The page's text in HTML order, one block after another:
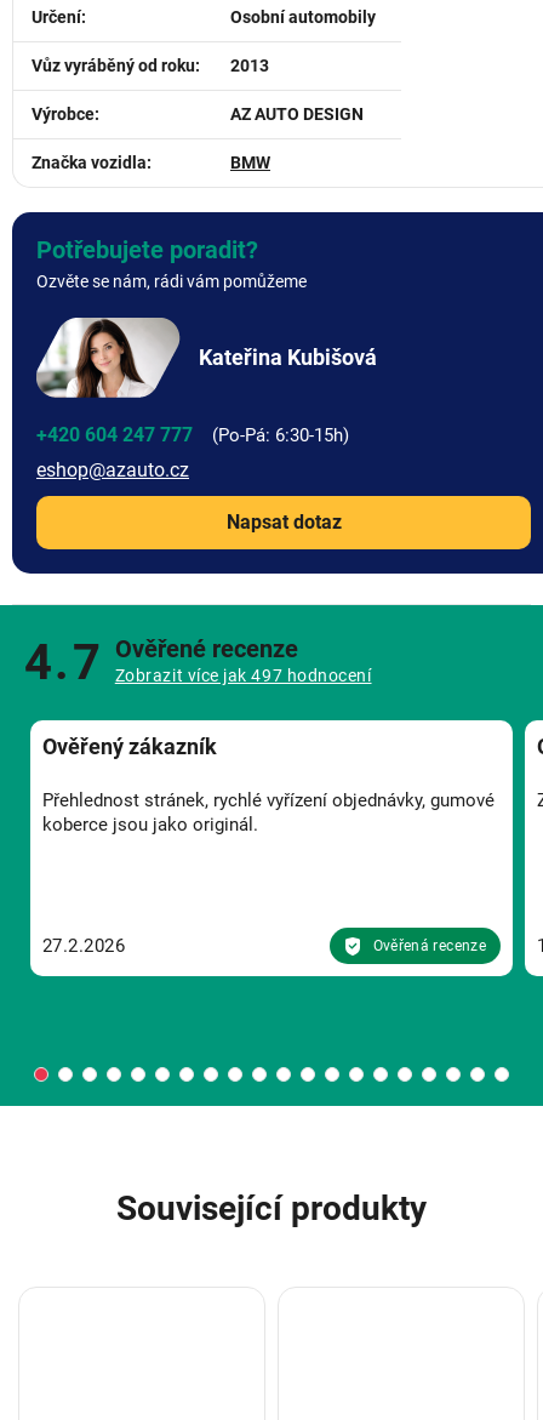
Související produkty
Určení: Osobní automobily
Vůz vyráběný od roku: 2013
Výrobce: AZ AUTO DESIGN
Značka vozidla: BMW
Potřebujete poradit?
Ozvěte se nám, rádi vám pomůžeme
Kateřina Kubišová
+420 604 247 777
eshop@azauto.cz
Napsat dotaz
4.7 Ověřené recenze
Zobrazit více jak 497 hodnocení
Ověřený zákazník
Přehlednost stránek, rychlé vyřízení objednávky, gumové
koberce jsou jako originál.
27.2.2026 Ověřená recenze